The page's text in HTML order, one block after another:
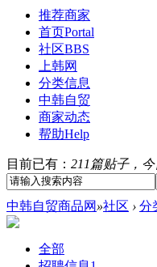
推荐商家
首页Portal
社区BBS
上韩网
分类信息
中韩自贸
商家动态
帮助Help
目前已有： 211篇贴子，今
中韩自贸商品网 »社区 › 分
全部